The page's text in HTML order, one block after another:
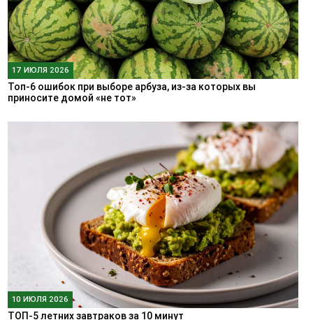
17 ИЮЛЯ 2026
Топ-6 ошибок при выборе арбуза, из-за которых вы
приносите домой «не тот»
10 ИЮЛЯ 2026
ТОП-5 летних завтраков за 10 минут